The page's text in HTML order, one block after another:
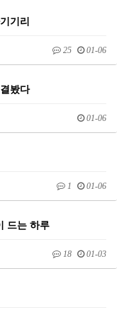
기리
25 01-06
봤다
01-06
1 01-06
드는 하루
18 01-03